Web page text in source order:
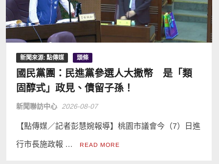
新聞來源: 點傳媒 頭條
國民黨團：民進黨參選人大撒幣 是「類
固醇式」政見、債留子孫！
新聞聯訪中心 2026-08-07
【點傳媒／記者彭慧婉報導】桃園市議會今（7）日進
行市長施政報 … READ MORE